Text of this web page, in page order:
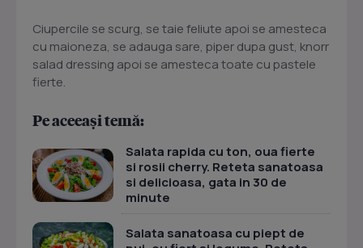
Ciupercile se scurg, se taie feliute apoi se amesteca
cu maioneza, se adauga sare, piper dupa gust, knorr
salad dressing apoi se amesteca toate cu pastele
fierte.
Pe aceeași temă:
Salata rapida cu ton, oua fierte
si rosii cherry. Reteta sanatoasa
si delicioasa, gata in 30 de
minute
Salata sanatoasa cu piept de